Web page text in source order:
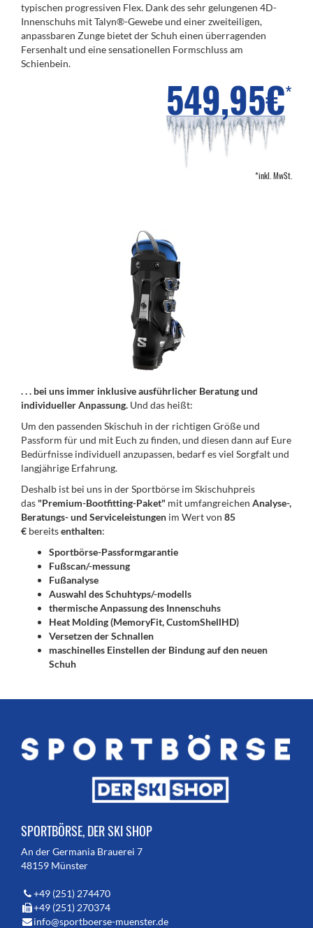
typischen progressiven Flex. Dank des sehr gelungenen 4D-
Innenschuhs mit Talyn®-Gewebe und einer zweiteiligen,
anpassbaren Zunge bietet der Schuh einen überragenden
Fersenhalt und eine sensationellen Formschluss am
Schienbein.
549,95€*
*inkl. MwSt.
. . . bei uns immer inklusive ausführlicher Beratung und
individueller Anpassung. Und das heißt:
Um den passenden Skischuh in der richtigen Größe und
Passform für und mit Euch zu finden, und diesen dann auf Eure
Bedürfnisse individuell anzupassen, bedarf es viel Sorgfalt und
langjährige Erfahrung.
Deshalb ist bei uns in der Sportbörse im Skischuhpreis
das "Premium-Bootfitting-Paket" mit umfangreichen Analyse-,
Beratungs- und Serviceleistungen im Wert von 85
€ bereitsenthalten:
Sportbörse-Passformgarantie
Fußscan/-messung
Fußanalyse
Auswahl des Schuhtyps/-modells
thermische Anpassung des Innenschuhs
Heat Molding (MemoryFit, CustomShellHD)
Versetzen der Schnallen
maschinelles Einstellen der Bindung auf den neuen
Schuh
SPORTBÖRSE, DER SKI SHOP
An der Germania Brauerei 7
48159 Münster
+49 (251) 274470
+49 (251) 270374
info@sportboerse-muenster.de